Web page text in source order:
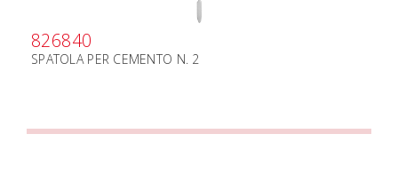
826840
SPATOLA PER CEMENTO N. 2